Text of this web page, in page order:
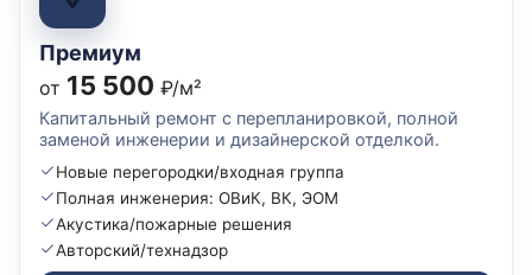
Премиум
от 15 500 ₽/м²
Капитальный ремонт с перепланировкой, полной
заменой инженерии и дизайнерской отделкой.
Новые перегородки/входная группа
Полная инженерия: ОВиК, ВК, ЭОМ
Акустика/пожарные решения
Авторский/технадзор